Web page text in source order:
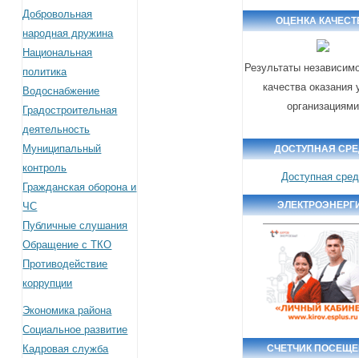
Добровольная
народная дружина
Национальная
политика
Водоснабжение
Градостроительная
деятельность
Муниципальный
контроль
Гражданская оборона и
ЧС
Публичные слушания
Обращение с ТКО
Противодействие
коррупции
Экономика района
Социальное развитие
Кадровая служба
ОЦЕНКА
Результаты
качества оказания
организациями
ДОСТУПНАЯ
Доступная
СЧЕТЧИК